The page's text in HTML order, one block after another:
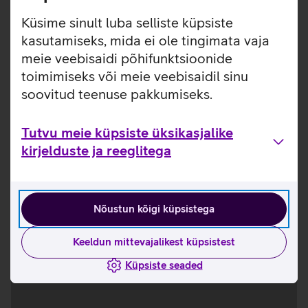
Küsime sinult luba selliste küpsiste
kasutamiseks, mida ei ole tingimata vaja
meie veebisaidi põhifunktsioonide
toimimiseks või meie veebisaidil sinu
soovitud teenuse pakkumiseks.
Tutvu meie küpsiste üksikasjalike
kirjelduste ja reeglitega
Nõustun kõigi küpsistega
Keeldun mittevajalikest küpsistest
Küpsiste seaded
Nutikellad